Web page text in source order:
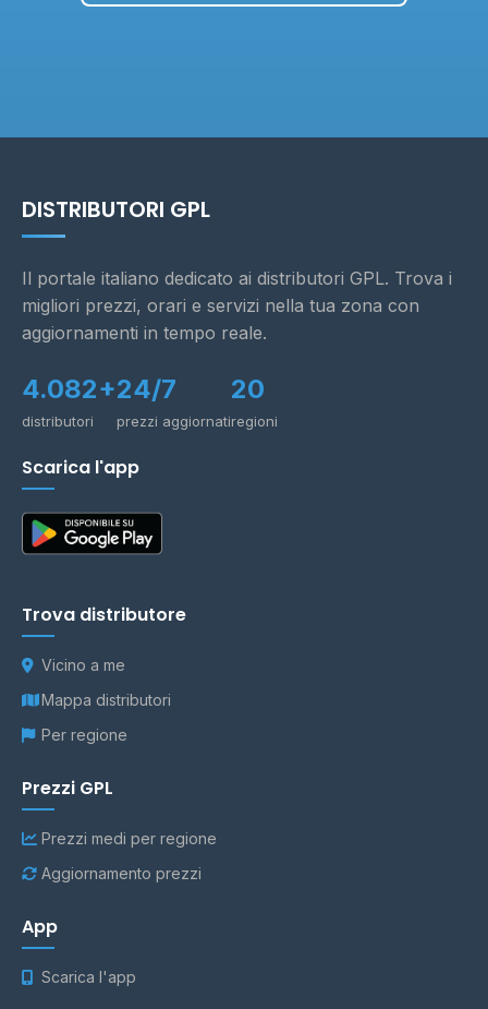
DISTRIBUTORI GPL
Il portale italiano dedicato ai distributori GPL. Trova i
migliori prezzi, orari e servizi nella tua zona con
aggiornamenti in tempo reale.
4.082+
distributori
24/7
prezzi aggiornati
20
regioni
Scarica l'app
Trova distributore
Vicino a me
Mappa distributori
Per regione
Prezzi GPL
Prezzi medi per regione
Aggiornamento prezzi
App
Scarica l'app